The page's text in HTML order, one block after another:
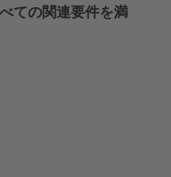
ての関連要件を満